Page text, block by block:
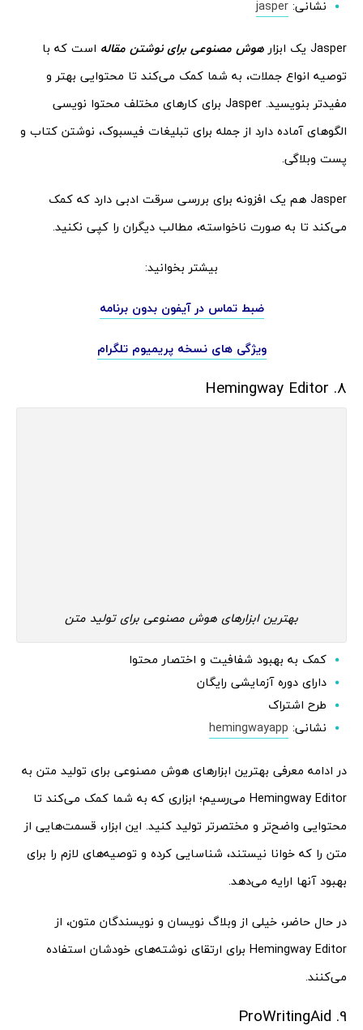
نشانی: jasper
Jasper یک ابزار هوش مصنوعی برای نوشتن مقاله است که با
توصیه انواع جملات، به شما کمک می‌کند تا محتوایی بهتر و
مفیدتر بنویسید. Jasper برای کارهای مختلف محتوا نویسی
الگوهای آماده دارد از جمله برای تبلیغات فیسبوک، نوشتن کتاب و
پست وبلاگی.
Jasper هم یک افزونه برای بررسی سرقت ادبی دارد که کمک
می‌کند تا به صورت ناخواسته، مطالب دیگران را کپی نکنید.
بیشتر بخوانید:
ضبط تماس در آیفون بدون برنامه
ویژگی های نسخه پریمیوم تلگرام
8. Hemingway Editor
بهترین ابزارهای هوش مصنوعی برای تولید متن
کمک به بهبود شفافیت و اختصار محتوا
دارای دوره آزمایشی رایگان
طرح اشتراک
نشانی: hemingwayapp
در ادامه معرفی بهترین ابزارهای هوش مصنوعی برای تولید متن به
Hemingway Editor می‌رسیم؛ ابزاری که به شما کمک می‌کند تا
محتوایی واضح‌تر و مختصرتر تولید کنید. این ابزار، قسمت‌هایی از
متن را که خوانا نیستند، شناسایی کرده و توصیه‌های لازم را برای
بهبود آنها ارایه می‌دهد.
در حال حاضر، خیلی از وبلاگ نویسان و نویسندگان متون، از
Hemingway Editor برای ارتقای نوشته‌های خودشان استفاده
می‌کنند.
9. ProWritingAid